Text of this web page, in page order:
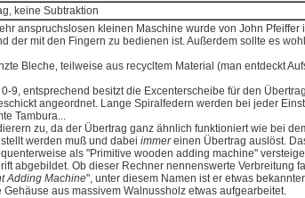
keine Subtraktion
anspruchslosen kleinen Maschine wurde von John
der mit den Fingern zu bedienen ist. Außerdem sollte es
Bleche, teilweise aus recycltem Material (man entdeckt
9, entsprechend besitzt die Excenterscheibe für den
angeordnet. Lange Spiralfedern werden bei jeder
Tambura...
zu, da der Übertrag ganz ähnlich funktioniert wie bei
werden muß und dabei immereinen Übertrag auslöst.
als "Primitive wooden adding machine"
abgebildet. Ob dieser Rechner nennenswerte
Adding Machine", unter diesem Namen ist er etwas
aus massivem Walnussholz etwas aufgearbeitet.